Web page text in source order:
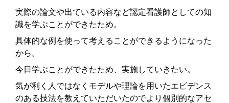
実際の論文や出ている内容など認定看護師としての知
識を学ぶことができたため。
具体的な例を使って考えることができるようになった
から。
今日学ぶことができたため、実施していきたい。
気が利く人ではなくモデルや理論を用いたエビデンス
のある技法を教えていただいたのでより個別的なアセ